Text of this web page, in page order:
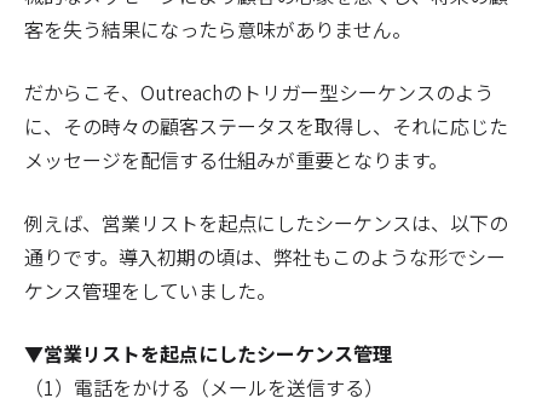
客を失う結果になったら意味がありません。
だからこそ、Outreachのトリガー型シーケンスのよう
に、その時々の顧客ステータスを取得し、それに応じた
メッセージを配信する仕組みが重要となります。
例えば、営業リストを起点にしたシーケンスは、以下の
通りです。導入初期の頃は、弊社もこのような形でシー
ケンス管理をしていました。
▼営業リストを起点にしたシーケンス管理
（1）電話をかける（メールを送信する）